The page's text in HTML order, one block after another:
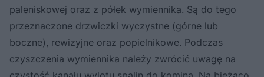
paleniskowej oraz z półek wymiennika. Są do tego
przeznaczone drzwiczki wyczystne (górne lub
boczne), rewizyjne oraz popielnikowe. Podczas
czyszczenia wymiennika należy zwrócić uwagę na